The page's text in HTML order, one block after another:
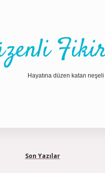
Hayatına düzen katan
Son Yazılar